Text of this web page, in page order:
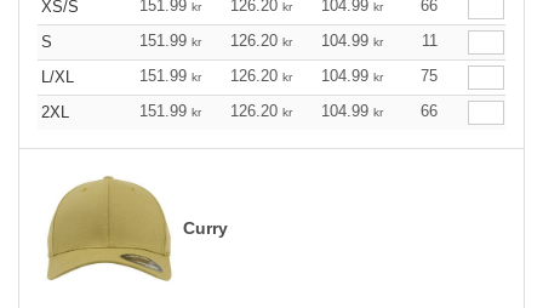
XS/S 151.99 kr 126.20 kr 104.99 kr
66
S
151.99 kr 126.20 kr 104.99 kr
11
L/XL
151.99 kr 126.20 kr 104.99 kr
75
2XL
151.99 kr 126.20 kr 104.99 kr 66
Curry